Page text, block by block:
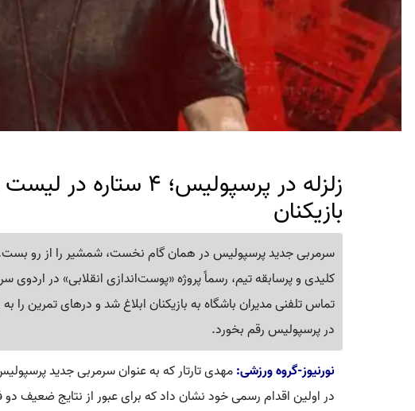
زلزله در پرسپولیس؛ 4
بازیکنان
سرمربی جدید پرسپولیس در همان گام نخست، شمشیر را از رو بست.
کلیدی و پرسابقه تیم، رسماً پروژه «پوست‌اندازی انقلابی» در اردوی
تماس تلفنی مدیران باشگاه به بازیکنان ابلاغ شد و درهای تمرین را
در پرسپولیس رقم بخورد.
نورنیوز-گروه ورزشی:مهدی تارتار که به عنوان سرمربی جدید
در اولین اقدام رسمی خود نشان داد که برای عبور از نتایج ضعیف دو